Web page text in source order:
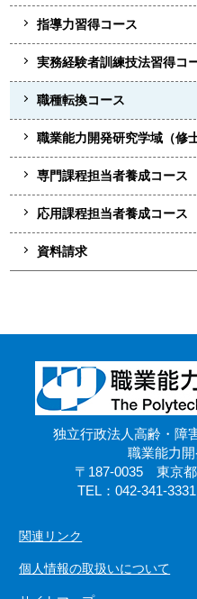
指導力習得コース
実務経験者訓練技法習得コ
職種転換コース
職業能力開発研究学域（修
専門課程担当者養成コース
応用課程担当者養成コース
資料請求
独立行政法人高齢・障
職業能力
〒187-0035 東京
TEL：042-341-
関連リンク
個人情報の取扱いについて